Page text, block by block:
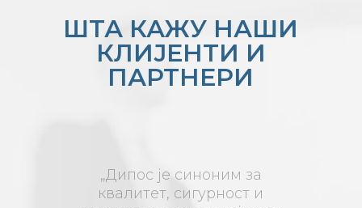
ШТА КАЖУ НАШИ
КЛИЈЕНТИ И
ПАРТНЕРИ